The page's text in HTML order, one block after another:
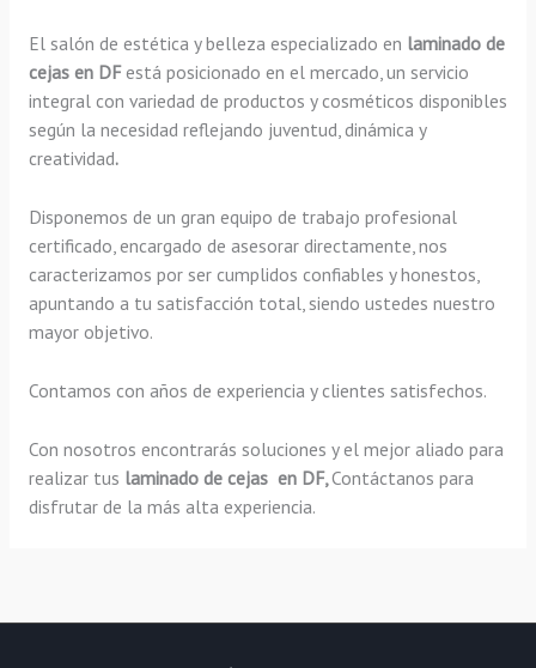
El salón de estética y belleza especializado en laminado de
cejas en DFestá posicionado en el mercado, un servicio
integral con variedad de productos y cosméticos disponibles
según la necesidad reflejando juventud, dinámica y
creatividad.
Disponemos de un gran equipo de trabajo profesional
certificado, encargado de asesorar directamente, nos
caracterizamos por ser cumplidos confiables y honestos,
apuntando a tu satisfacción total, siendo ustedes nuestro
mayor objetivo.
Contamos con años de experiencia y clientes satisfechos.
Con nosotros encontrarás soluciones y el mejor aliado para
realizar tus laminado de cejas en DF,Contáctanos para
disfrutar de la más alta experiencia.